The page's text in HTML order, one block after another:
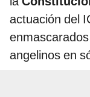
actuación del
angelinos en